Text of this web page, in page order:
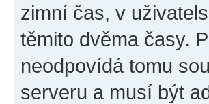
zimní čas, v
těmito dvěma časy.
neodpovídá tomu
serveru a musí být